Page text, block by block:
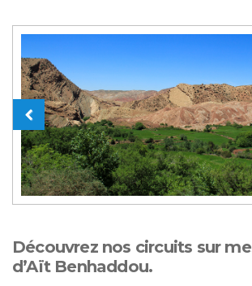
Découvrez nos circuits sur
d’Aït Benhaddou.